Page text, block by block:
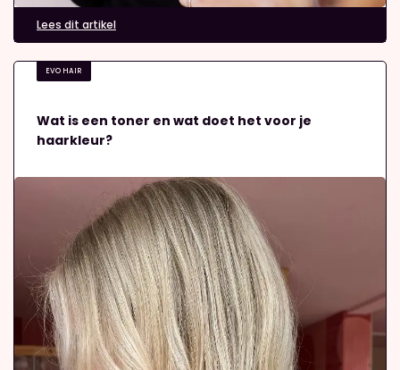
Lees dit artikel
EVO HAIR
Wat is een toner en wat doet het voor je
haarkleur?